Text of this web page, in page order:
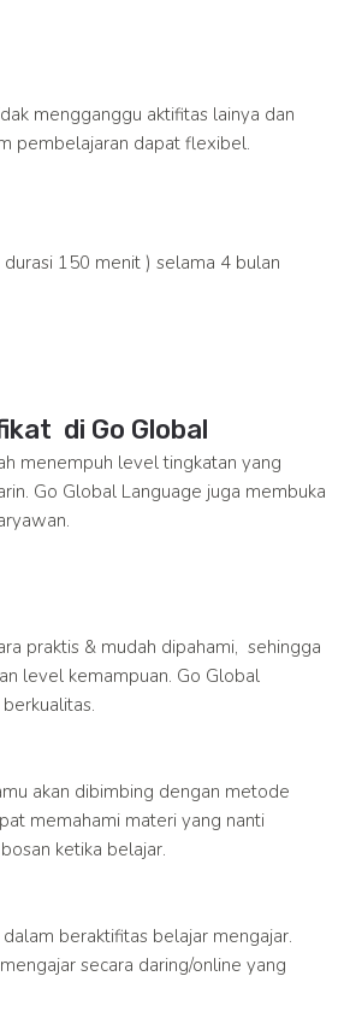
mengganggu aktifitas lainya dan
pembelajaran dapat flexibel.
150 menit ) selama 4 bulan
di Go Global
menempuh level tingkatan yang
Go Global Language juga membuka
praktis & mudah dipahami, sehingga
level kemampuan. Go Global
akan dibimbing dengan metode
memahami materi yang nanti
ketika belajar.
beraktifitas belajar mengajar.
secara daring/online yang